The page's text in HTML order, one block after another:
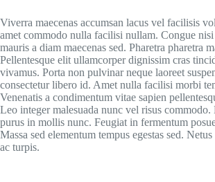
Viverra maecenas accumsan lacus vel facilisis
amet commodo nulla facilisi nullam. Congue
mauris a diam maecenas sed. Pharetra pharetra
Pellentesque elit ullamcorper dignissim cras
vivamus. Porta non pulvinar neque laoreet
consectetur libero id. Amet nulla facilisi morbi
Venenatis a condimentum vitae sapien
Leo integer malesuada nunc vel risus commodo.
purus in mollis nunc. Feugiat in fermentum
Massa sed elementum tempus egestas sed.
ac turpis.